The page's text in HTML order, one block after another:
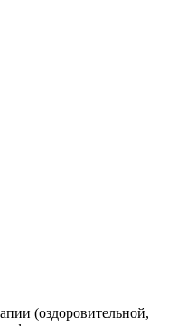
(оздоровительной,